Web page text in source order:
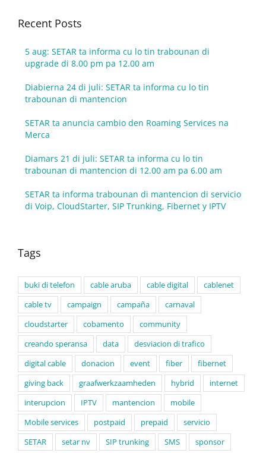
Recent Posts
5 aug: SETAR ta informa cu lo tin trabounan di
upgrade di 8.00 pm pa 12.00 am
Diabierna 24 di juli: SETAR ta informa cu lo tin
trabounan di mantencion
SETAR ta anuncia cambio den Roaming Services na
Merca
Diamars 21 di juli: SETAR ta informa cu lo tin
trabounan di mantencion di 12.00 am pa 6.00 am
SETAR ta informa trabounan di mantencion di servicio
di Voip, CloudStarter, SIP Trunking, Fibernet y IPTV
Tags
buki di telefon cable aruba cable digital
cablenet
cable tv
campaign campaña
carnaval
cloudstarter
cobamento
community
creando speransa
data
desviacion di trafico
digital cable
donacion event fiber
fibernet
giving back
graafwerkzaamheden hybrid
internet
interupcion
IPTV mantencion
mobile
Mobile services
postpaid prepaid
servicio
SETAR
setar nv SIP trunking SMS sponsor